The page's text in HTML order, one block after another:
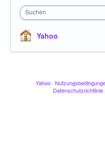
Suchen
Yahoo
Yahoo ·
Datenschutzrichtlinie